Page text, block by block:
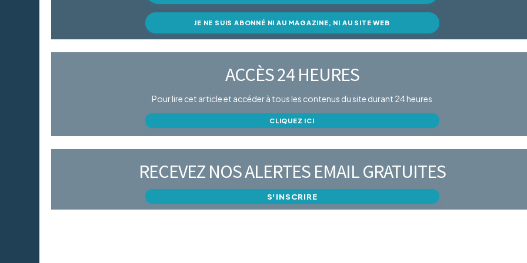
JE NE SUIS ABONNÉ NI AU MAGAZINE, NI AU SITE WEB
ACCÈS 24 HEURES
Pour lire cet article et accéder à tous les contenus du site durant 24 heures
CLIQUEZ ICI
RECEVEZ NOS ALERTES EMAIL GRATUITES
S'INSCRIRE